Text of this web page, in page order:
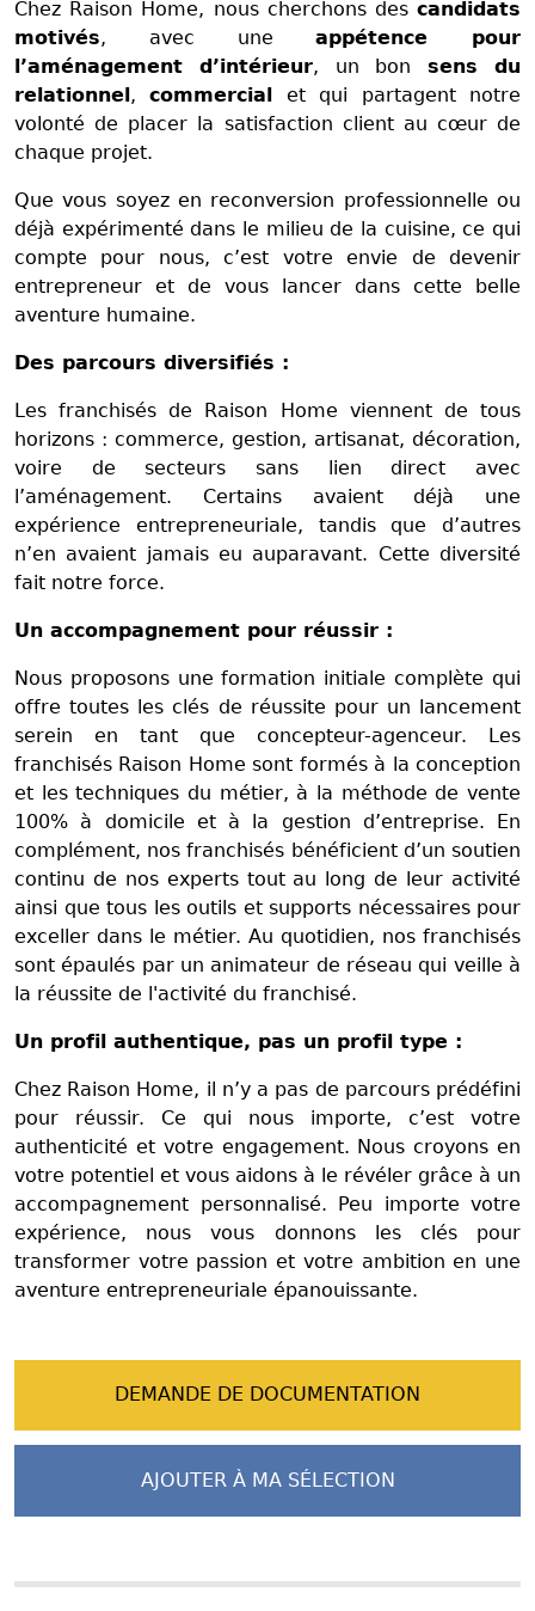
Chez Raison Home, nous cherchons des candidats
motivés, avec uneappétence pour
l’aménagement d’intérieur, un bon sens du
relationnel,commercial et qui partagent notre
volonté de placer la satisfaction client au cœur de
chaque projet.
Que vous soyez en reconversion professionnelle ou
déjà expérimenté dans le milieu de la cuisine, ce qui
compte pour nous, c’est votre envie de devenir
entrepreneur et de vous lancer dans cette belle
aventure humaine.
Des parcours diversifiés :
Les franchisés de Raison Home viennent de tous
horizons : commerce, gestion, artisanat, décoration,
voire de secteurs sans lien direct avec
l’aménagement. Certains avaient déjà une
expérience entrepreneuriale, tandis que d’autres
n’en avaient jamais eu auparavant. Cette diversité
fait notre force.
Un accompagnement pour réussir :
Nous proposons une formation initiale complète qui
offre toutes les clés de réussite pour un lancement
serein en tant que concepteur-agenceur. Les
franchisés Raison Home sont formés à la conception
et les techniques du métier, à la méthode de vente
100% à domicile et à la gestion d’entreprise. En
complément, nos franchisés bénéficient d’un soutien
continu de nos experts tout au long de leur activité
ainsi que tous les outils et supports nécessaires pour
exceller dans le métier. Au quotidien, nos franchisés
sont épaulés par un animateur de réseau qui veille à
la réussite de l'activité du franchisé.
Un profil authentique, pas un profil type :
Chez Raison Home, il n’y a pas de parcours prédéfini
pour réussir. Ce qui nous importe, c’est votre
authenticité et votre engagement. Nous croyons en
votre potentiel et vous aidons à le révéler grâce à un
accompagnement personnalisé. Peu importe votre
expérience, nous vous donnons les clés pour
transformer votre passion et votre ambition en une
aventure entrepreneuriale épanouissante.
DEMANDE DE DOCUMENTATION
AJOUTER À MA SÉLECTION